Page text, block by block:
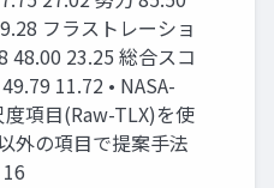
フラストレーショ
48.00 23.25 総合スコ
11.72 • NASA-
項目(Raw-TLX)を使
外の項目で提案手法